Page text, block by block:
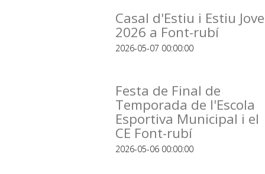
Casal d'Estiu i Estiu Jove
2026 a Font-rubí
2026-05-07 00:00:00
Festa de Final de
Temporada de l'Escola
Esportiva Municipal i el
CE Font-rubí
2026-05-06 00:00:00